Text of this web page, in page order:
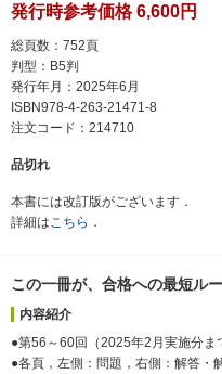
発行時参考価格 6,600円
総頁数：752頁
判型：B5判
発行年月：2025年6月
ISBN978-4-263-21471-8
注文コード：214710
品切れ
本書には改訂版がございます．
詳細はこちら ．
この一冊が、合格への最短ルー
内容紹介
●第56～60回（2025年2月実施分
●各頁，左側：問題，右側：解答・